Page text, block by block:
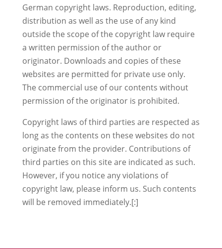
German copyright laws. Reproduction, editing,
distribution as well as the use of any kind
outside the scope of the copyright law require
a written permission of the author or
originator. Downloads and copies of these
websites are permitted for private use only.
The commercial use of our contents without
permission of the originator is prohibited.
Copyright laws of third parties are respected as
long as the contents on these websites do not
originate from the provider. Contributions of
third parties on this site are indicated as such.
However, if you notice any violations of
copyright law, please inform us. Such contents
will be removed immediately.[:]